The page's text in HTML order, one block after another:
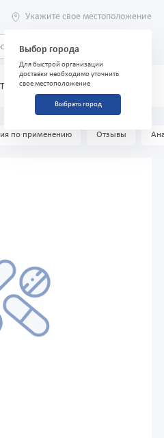
Укажите свое местоположение
Выбор города
Для быстрой организации
доставки необходимо уточнить
свое местоположение
Выбрать город
25 МГ 50
по применению Отзывы